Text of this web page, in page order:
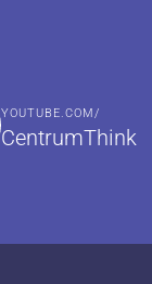
YOUTUBE.COM/
CentrumThink